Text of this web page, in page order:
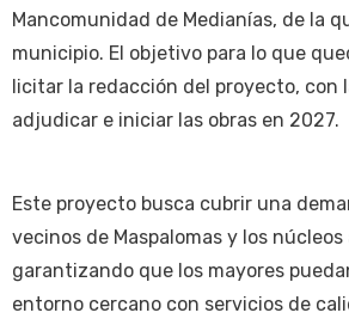
Mancomunidad de Medianías, de la
municipio. El objetivo para lo que
licitar la redacción del proyecto, con
adjudicar e iniciar las obras en 2027.
Este proyecto busca cubrir una
vecinos de Maspalomas y los núcleos
garantizando que los mayores
entorno cercano con servicios de